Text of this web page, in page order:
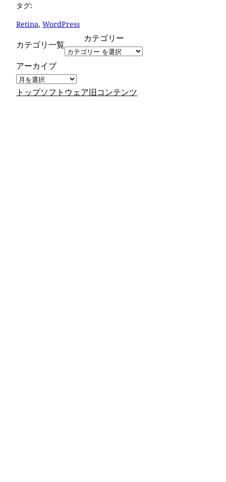
タグ:
Retina, WordPress
カテゴリ一覧
カテゴリー
アーカイブ
トップソフトウェア旧コンテンツ